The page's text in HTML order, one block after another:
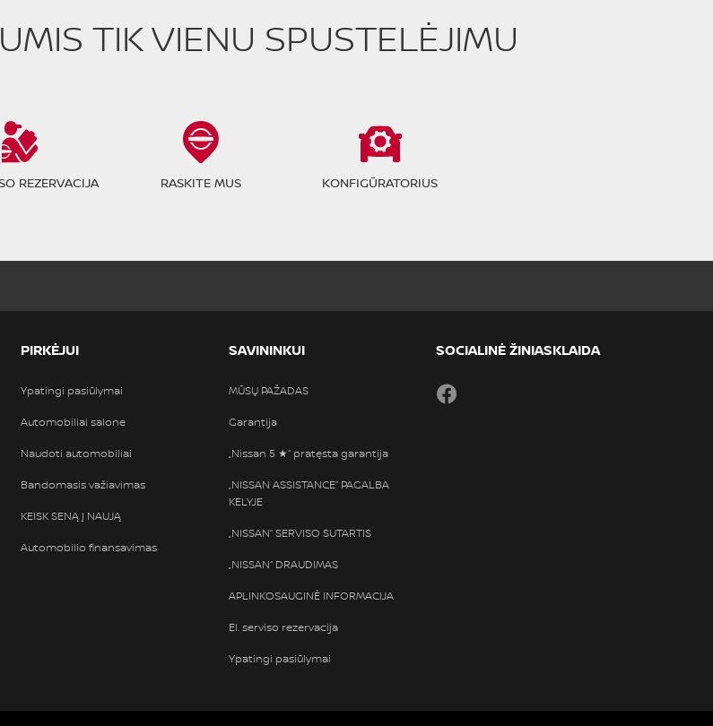
TIK VIENU SPUSTELĖJIMU
REZERVACIJA RASKITE MUS KONFIGŪRATORIUS
PIRKĖJUI
Ypatingi pasiūlymai
Automobiliai salone
Naudoti automobiliai
Bandomasis važiavimas
KEISK SENĄ Į NAUJĄ
Automobilio finansavimas
SAVININKUI
MŪSŲ PAŽADAS
Garantija
„Nissan 5 ★“ pratęsta garantija
„NISSAN ASSISTANCE“ PAGALBA
KELYJE
„NISSAN“ SERVISO SUTARTIS
„NISSAN“ DRAUDIMAS
APLINKOSAUGINĖ INFORMACIJA
El. serviso rezervacija
Ypatingi pasiūlymai
SOCIALINĖ ŽINIASKLAIDA